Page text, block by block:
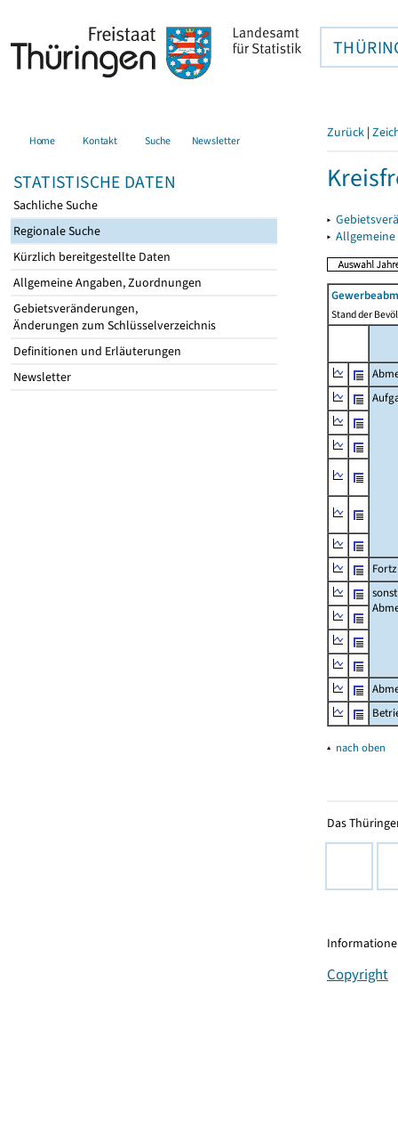
Home Kontakt Suche Newsletter
STATISTISCHE DATEN
Sachliche Suche
Regionale Suche
Kürzlich bereitgestellte Daten
Allgemeine Angaben, Zuordnungen
Gebietsveränderungen,
Änderungen zum Schlüsselverzeichnis
Definitionen und Erläuterungen
Newsletter
Zurück |
▸
▸
Stand der
▴ nach oben
Das
Copyright